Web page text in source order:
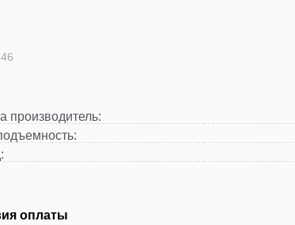
производитель:
:
:
оплаты